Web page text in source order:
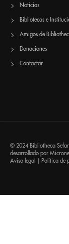
Noticias
Bibliotecas e
Amigos de
Donaciones
Contactar
© 2024 Bibliotheca
desarrollado por
Aviso legal
Política de